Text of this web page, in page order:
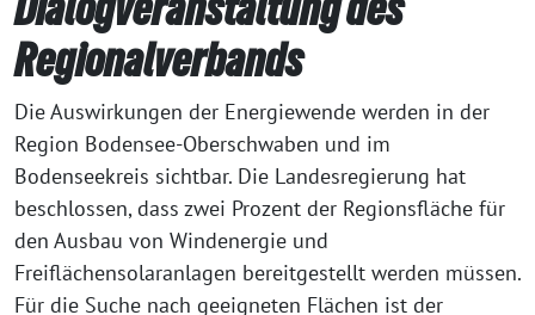
Regionalverbands
Die Auswirkungen der Energiewende wer­den in der
Region Bodensee-Oberschwaben und im
Bodenseekreis sicht­bar. Die Landesregierung hat
beschlos­sen, dass zwei Prozent der Regionsfläche für
den Ausbau von Windenergie und
Freiflächensolaranlagen bereit­ge­stellt wer­den müs­sen.
Für die Suche nach geeig­ne­ten Flächen ist der